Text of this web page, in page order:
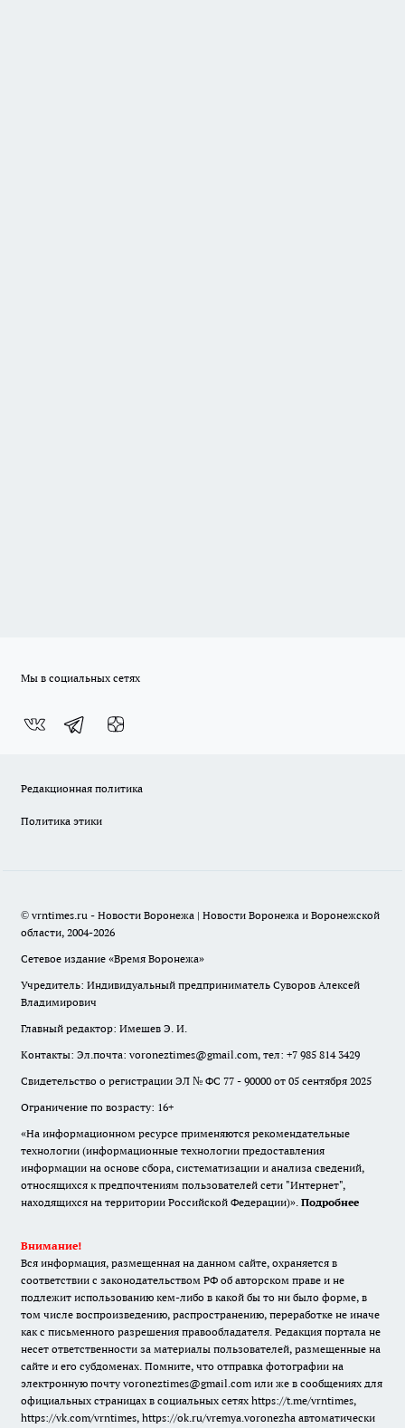
Мы в социальных сетях
Редакционная политика
Политика этики
© vrntimes.ru - Новости Воронежа | Новости Воронежа и Воронежской
области, 2004-2026
Сетевое издание «Время Воронежа»
Учредитель: Индивидуальный предприниматель Суворов Алексей
Владимирович
Главный редактор: Имешев Э. И.
Контакты: Эл.почта: voroneztimes@gmail.com, тел: +7 985 814 3429
Свидетельство о регистрации ЭЛ № ФС 77 - 90000 от 05 сентября 2025
Ограничение по возрасту: 16+
«На информационном ресурсе применяются рекомендательные
технологии (информационные технологии предоставления
информации на основе сбора, систематизации и анализа сведений,
относящихся к предпочтениям пользователей сети "Интернет",
находящихся на территории Российской Федерации)». Подробнее
Внимание!
Вся информация, размещенная на данном сайте, охраняется в
соответствии с законодательством РФ об авторском праве и не
подлежит использованию кем-либо в какой бы то ни было форме, в
том числе воспроизведению, распространению, переработке не иначе
как с письменного разрешения правообладателя. Редакция портала не
несет ответственности за материалы пользователей, размещенные на
сайте и его субдоменах. Помните, что отправка фотографии на
электронную почту voroneztimes@gmail.com или же в сообщениях для
официальных страницах в социальных сетях https://t.me/vrntimes,
https://vk.com/vrntimes, https://ok.ru/vremya.voronezha автоматически